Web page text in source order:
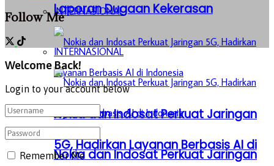
INTERNASIONAL
Nokia dan Indosat Perkuat Jaringan
5G, Hadirkan Layanan Berbasis AI di
Laporan Dugaan Kekerasan
INTERNASIONAL
Nokia dan Indosat Perkuat Jaringan
Follow Me
Welcome Back!
Login to your account below
Remember Me